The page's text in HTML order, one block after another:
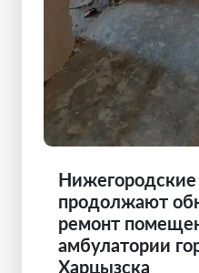
продолжают
ремонт
амбулатории
Харцызска